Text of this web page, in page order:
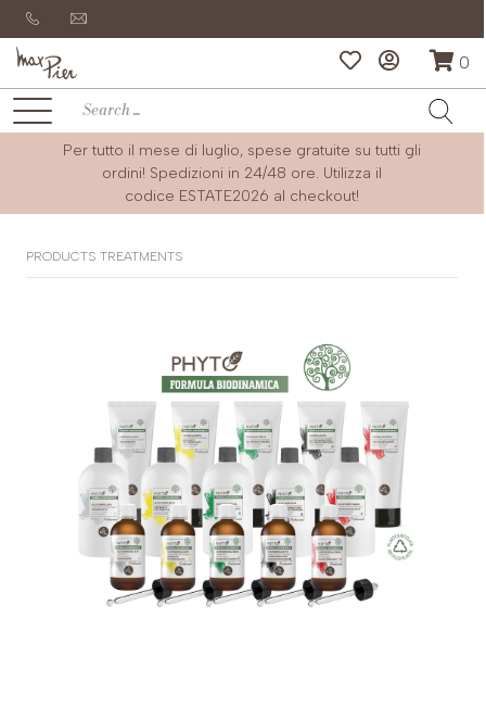
0
Per tutto il mese di luglio, spese gratuite su tutti gli
ordini! Spedizioni in 24/48 ore. Utilizza il
codice ESTATE2026 al checkout!
PRODUCTS TREATMENTS